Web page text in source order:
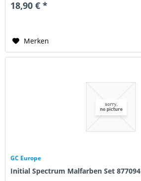
18,90 € *
Merken
GC Europe
Initial Spectrum Malfarben Set 877094